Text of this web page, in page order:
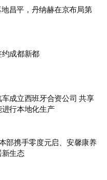
昌平，丹纳赫在京布局第
成都新都
成立西班牙合资公司 共享
行本地化生产
部携手零度元启、安馨康养
生态